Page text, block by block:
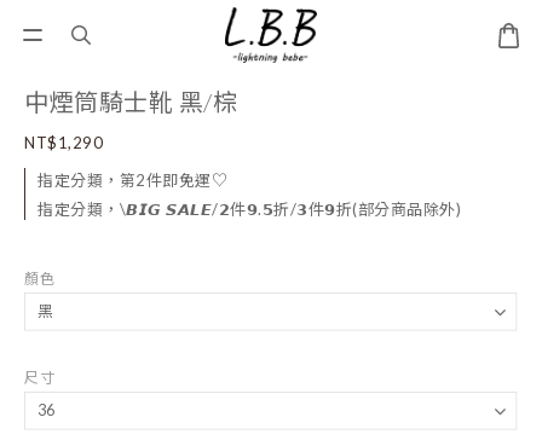
中煙筒騎士靴 黑/棕
NT$1,290
指定分類，第2件即免運♡
指定分類，\𝘽𝙄𝙂 𝙎𝘼𝙇𝙀/𝟮件𝟵.𝟱折/𝟯件𝟵折(部分商品除外)
顏色
尺寸